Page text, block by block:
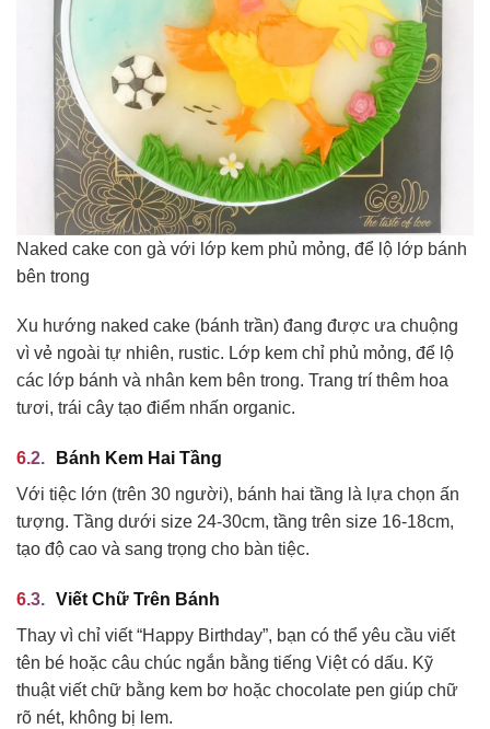
Naked cake con gà với lớp kem phủ mỏng, để lộ lớp bánh
bên trong
Xu hướng naked cake (bánh trần) đang được ưa chuộng
vì vẻ ngoài tự nhiên, rustic. Lớp kem chỉ phủ mỏng, để lộ
các lớp bánh và nhân kem bên trong. Trang trí thêm hoa
tươi, trái cây tạo điểm nhấn organic.
Bánh Kem Hai Tầng
Với tiệc lớn (trên 30 người), bánh hai tầng là lựa chọn ấn
tượng. Tầng dưới size 24-30cm, tầng trên size 16-18cm,
tạo độ cao và sang trọng cho bàn tiệc.
Viết Chữ Trên Bánh
Thay vì chỉ viết “Happy Birthday”, bạn có thể yêu cầu viết
tên bé hoặc câu chúc ngắn bằng tiếng Việt có dấu. Kỹ
thuật viết chữ bằng kem bơ hoặc chocolate pen giúp chữ
rõ nét, không bị lem.